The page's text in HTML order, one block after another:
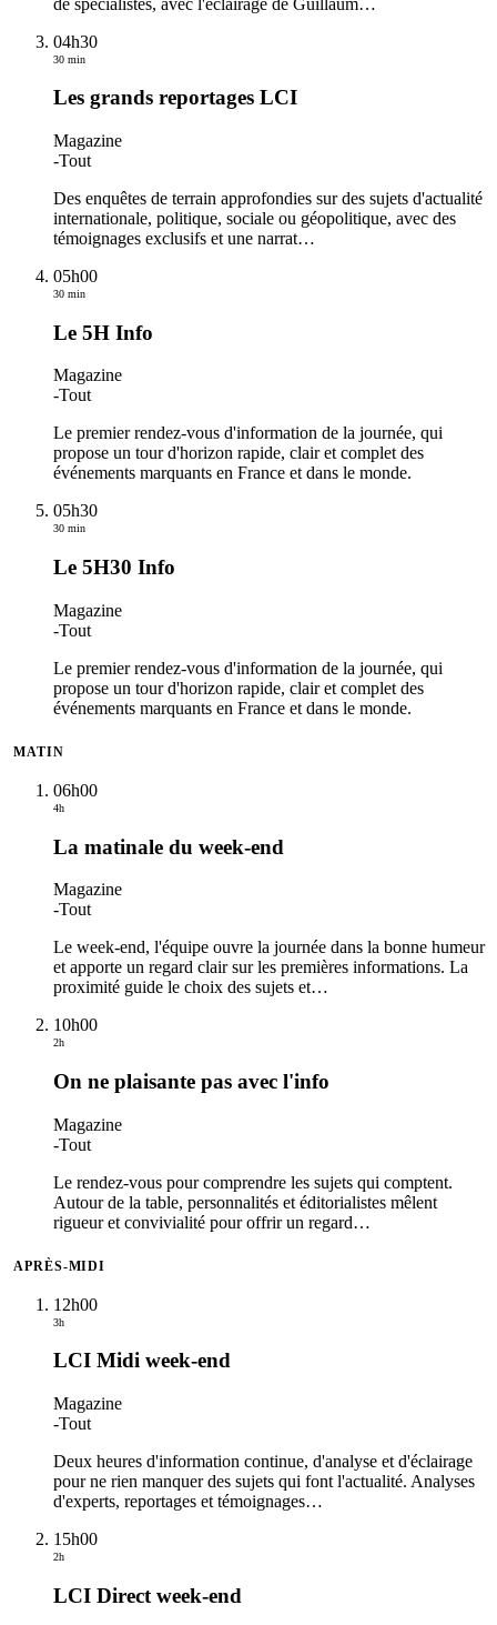
04h30
30 min
Les grands reportages LCI
Magazine
-Tout
Des enquêtes de terrain approfondies sur des sujets d'actualité
internationale, politique, sociale ou géopolitique, avec des
témoignages exclusifs et une narrat…
05h00
30 min
Le 5H Info
Magazine
-Tout
Le premier rendez-vous d'information de la journée, qui
propose un tour d'horizon rapide, clair et complet des
événements marquants en France et dans le monde.
05h30
30 min
Le 5H30 Info
Magazine
-Tout
Le premier rendez-vous d'information de la journée, qui
propose un tour d'horizon rapide, clair et complet des
événements marquants en France et dans le monde.
MATIN
06h00
4h
La matinale du week-end
Magazine
-Tout
Le week-end, l'équipe ouvre la journée dans la bonne humeur
et apporte un regard clair sur les premières informations. La
proximité guide le choix des sujets et…
10h00
2h
On ne plaisante pas avec l'info
Magazine
-Tout
Le rendez-vous pour comprendre les sujets qui comptent.
Autour de la table, personnalités et éditorialistes mêlent
rigueur et convivialité pour offrir un regard…
APRÈS-MIDI
12h00
3h
LCI Midi week-end
Magazine
-Tout
Deux heures d'information continue, d'analyse et d'éclairage
pour ne rien manquer des sujets qui font l'actualité. Analyses
d'experts, reportages et témoignages…
15h00
2h
LCI Direct week-end